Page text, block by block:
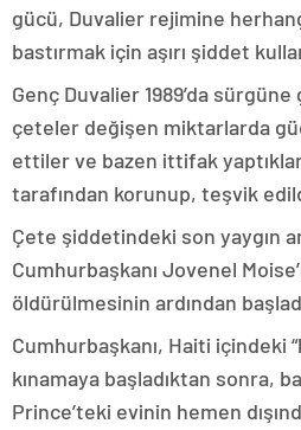
gücü, Duvalier rejimine
bastırmak için aşırı şiddet
Genç Duvalier 1989’da
çeteler değişen miktarlarda
ettiler ve bazen ittifak
tarafından korunup, teşvik
Çete şiddetindeki son yaygın
Cumhurbaşkanı Jovenel
öldürülmesinin ardından
Cumhurbaşkanı, Haiti içindeki
kınamaya başladıktan sonra,
Prince’teki evinin hemen